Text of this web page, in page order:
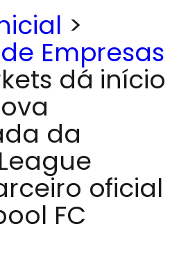
>
Empresas
dá início
da
oficial
FC